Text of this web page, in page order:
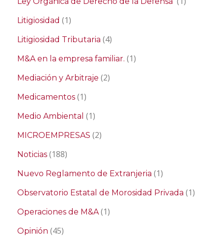
Litigiosidad (1)
Litigiosidad Tributaria (4)
M&A en la empresa familiar. (1)
Mediación y Arbitraje (2)
Medicamentos (1)
Medio Ambiental (1)
MICROEMPRESAS (2)
Noticias (188)
Nuevo Reglamento de Extranjeria (1)
Observatorio Estatal de Morosidad Privada (1)
Operaciones de M&A(1)
Opinión (45)